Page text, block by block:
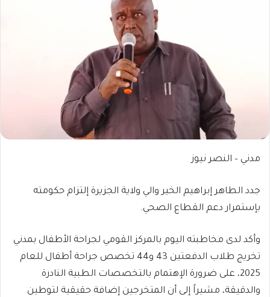
مدني – النصر نيوز
جدد الطاهر إبراهيم الخير والي ولاية الجزيرة إلتزام حكومته
بإستمرار دعم القطاع الصحي.
وأكد لدى مخاطبته اليوم بالمركز القومي لجراحة الأطفال بمدني
تخريج طلاب الدفعتين 43 و44 تخصص جراحة أطفال للعام
2025، على ضرورة الإهتمام بالتخصصات الطبية النادرة
والدقيقة، مشيراً إلى أن المتخرجين إضافة حقيقية لتوطين